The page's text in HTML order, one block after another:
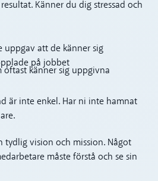
Känner du dig stressad och
uppgav att de känner sig
på jobbet
oftast känner sig uppgivna
är inte enkel. Har ni inte hamnat
tydlig vision och mission. Något
måste förstå och se sin